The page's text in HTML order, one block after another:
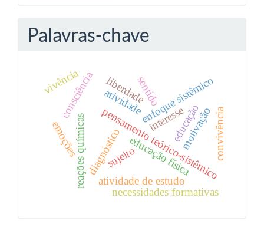
Palavras-chave
pensamento teórico-sistêmico
enfoque sistêmico
diagnóstico
reações químicas educação física
atividade de estudo
sujeito
motivação
interesse
sentido
emoções
atividade
consciência liberdade
educação
necessidades formativas
convivência
vivência